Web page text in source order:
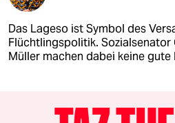
Das Lageso ist Symbol des
Flüchtlingspolitik. Sozialsenator
Müller machen dabei keine gute